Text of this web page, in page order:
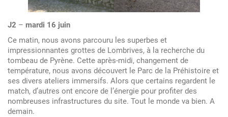
J2 – mardi 16 juin
Ce matin, nous avons parcouru les superbes et
impressionnantes grottes de Lombrives, à la recherche du
tombeau de Pyrène. Cette après-midi, changement de
température, nous avons découvert le Parc de la Préhistoire et
ses divers ateliers immersifs. Alors que certains regardent le
match, d’autres ont encore de l’énergie pour profiter des
nombreuses infrastructures du site. Tout le monde va bien. A
demain.